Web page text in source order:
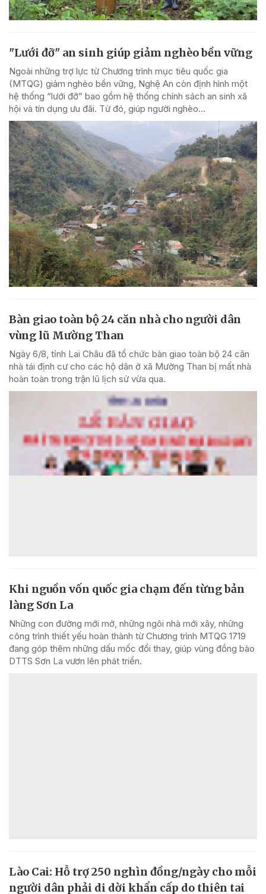
"Lưới đỡ" an sinh giúp giảm nghèo bền vững
Ngoài những trợ lực từ Chương trình mục tiêu quốc gia
(MTQG) giảm nghèo bền vững, Nghệ An còn định hình một
hệ thống “lưới đỡ” bao gồm hệ thống chính sách an sinh xã
hội và tín dụng ưu đãi. Từ đó, giúp người nghèo...
Bàn giao toàn bộ 24 căn nhà cho người dân
vùng lũ Mường Than
Ngày 6/8, tỉnh Lai Châu đã tổ chức bàn giao toàn bộ 24 căn
nhà tái định cư cho các hộ dân ở xã Mường Than bị mất nhà
hoàn toàn trong trận lũ lịch sử vừa qua.
Khi nguồn vốn quốc gia chạm đến từng bản
làng Sơn La
Những con đường mới mở, những ngôi nhà mới xây, những
công trình thiết yếu hoàn thành từ Chương trình MTQG 1719
đang góp thêm những dấu mốc đổi thay, giúp vùng đồng bào
DTTS Sơn La vươn lên phát triển.
Lào Cai: Hỗ trợ 250 nghìn đồng/ngày cho mỗi
người dân phải di dời khẩn cấp do thiên tai